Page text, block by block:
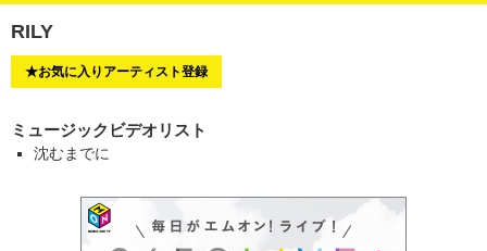
RILY
★お気に入りアーティスト登録
ミュージックビデオリスト
沈むまでに